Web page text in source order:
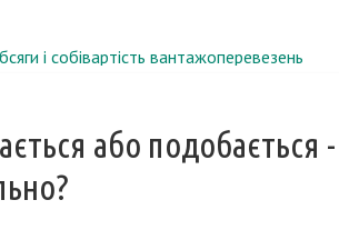
і собівартість вантажоперевезень
презентували новий непотоплюваний
щуку
здібностями
стіни якого покриті кексами
або подобається -